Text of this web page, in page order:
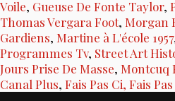
Voile, Gueuse De Fonte Taylor,
Thomas Vergara Foot, Morgan
Gardiens, Martine à L'école 1957
Programmes Tv, Street Art
Jours Prise De Masse, Montcuq
Canal Plus, Fais Pas Ci, Fais